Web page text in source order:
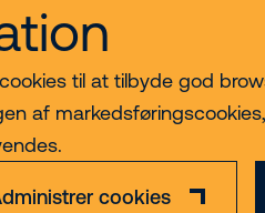
til at tilbyde god
af
cookies